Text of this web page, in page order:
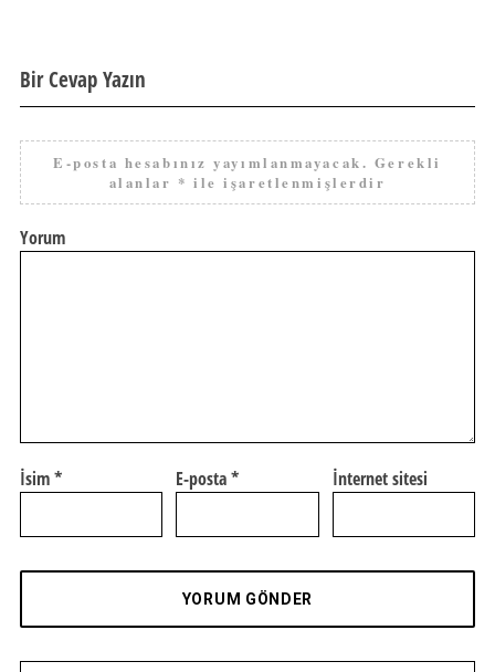
Bir Cevap Yazın
E-posta hesabınız yayımlanmayacak. Gerekli
alanlar * ile işaretlenmişlerdir
Yorum
İsim* E-posta* İnternet sitesi